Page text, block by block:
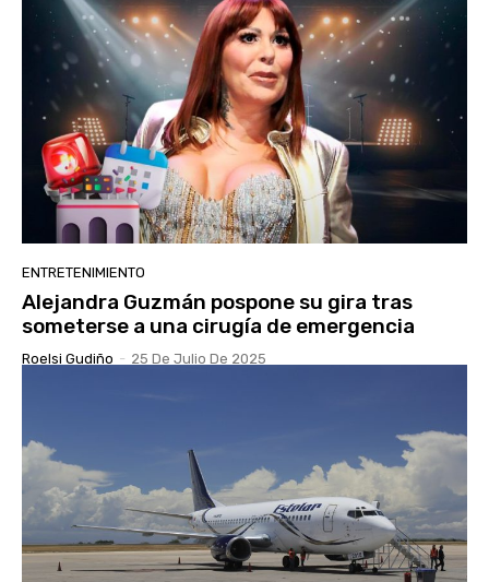
ENTRETENIMIENTO
Alejandra Guzmán pospone su gira tras
someterse a una cirugía de emergencia
Roelsi Gudiño - 25 De Julio De 2025